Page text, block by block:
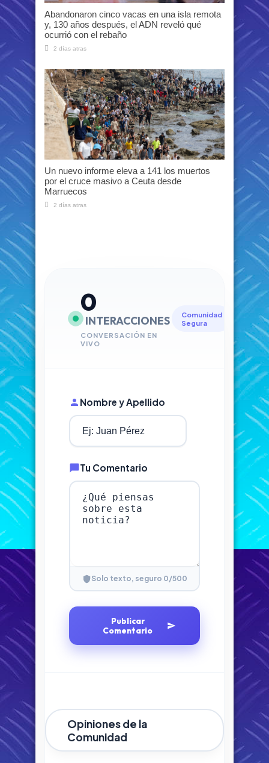
Abandonaron cinco vacas en una isla remota
y, 130 años después, el ADN reveló qué
ocurrió con el rebaño
2 días atras
Un nuevo informe eleva a 141 los muertos
por el cruce masivo a Ceuta desde
Marruecos
2 días atras
0
INTERACCIONES
CONVERSACIÓN EN
VIVO
Comunidad
Segura
Nombre y Apellido
Tu Comentario
Solo texto, seguro 0/500
Publicar
Comentario
Opiniones de la
Comunidad